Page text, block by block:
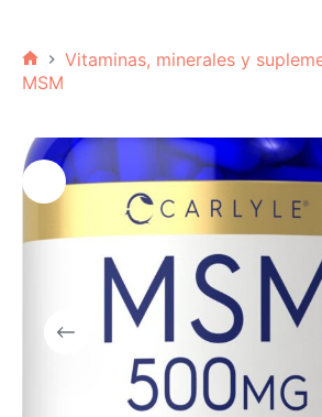
Inicio
Vitaminas, minerales y
MSM